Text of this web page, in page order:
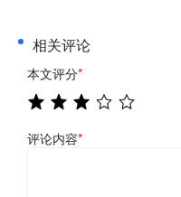
相关评论
本文评分*
评论内容*